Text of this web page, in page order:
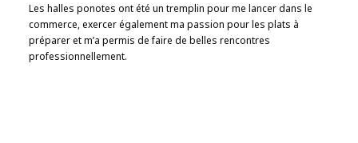
Les halles ponotes ont été un tremplin pour me lancer dans le
commerce, exercer également ma passion pour les plats à
préparer et m’a permis de faire de belles rencontres
professionnellement.